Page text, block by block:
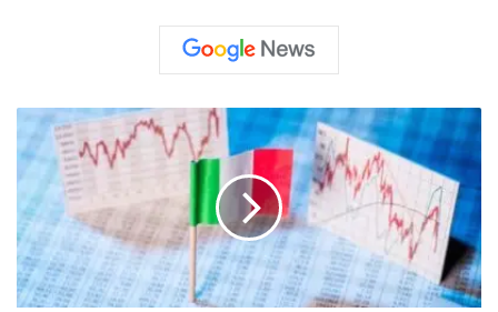
البلاستيكية القديمة، فإن استخدامها أسهل بكثير، وتوفر أمانًا أفضل،
ويأتي الهاتف بهيكل مصنوع من التيتانيوم، ويُضفي عليه شعورًا
بالخفة، ويبلغ سمكه 5.6 ملم فقط.
ط
ا
ي
ا
ت
و